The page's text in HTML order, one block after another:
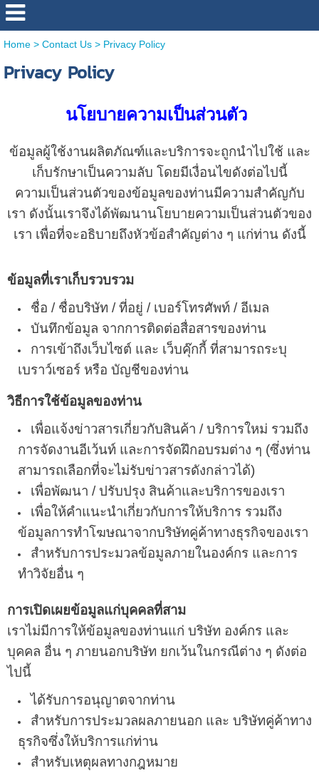
Home> Contact Us> Privacy Policy
Privacy Policy
นโยบายความเป็นส่วนตัว
ข้อมูลผู้ใช้งานผลิตภัณฑ์และบริการจะถูกนำไปใช้ และ
เก็บรักษาเป็นความลับ โดยมีเงื่อนไขดังต่อไปนี้
ความเป็นส่วนตัวของข้อมูลของท่านมีความสำคัญกับ
เรา ดังนั้นเราจึงได้พัฒนานโยบายความเป็นส่วนตัวของ
เรา เพื่อที่จะอธิบายถึงหัวข้อสำคัญต่าง ๆ แก่ท่าน ดังนี้
ข้อมูลที่เราเก็บรวบรวม
ชื่อ / ชื่อบริษัท / ที่อยู่ / เบอร์โทรศัพท์ / อีเมล
บันทึกข้อมูล จากการติดต่อสื่อสารของท่าน
การเข้าถึงเว็บไซต์ และ เว็บคุ๊กกี้ ที่สามารถระบุ
เบราว์เซอร์ หรือ บัญชีของท่าน
วิธีการใช้ข้อมูลของท่าน
เพื่อแจ้งข่าวสารเกี่ยวกับสินค้า / บริการใหม่ รวมถึง
การจัดงานอีเว้นท์ และการจัดฝึกอบรมต่าง ๆ (ซึ่งท่าน
สามารถเลือกที่จะไม่รับข่าวสารดังกล่าวได้)
เพื่อพัฒนา / ปรับปรุง สินค้าและบริการของเรา
เพื่อให้คำแนะนำเกี่ยวกับการให้บริการ รวมถึง
ข้อมูลการทำโฆษณาจากบริษัทคู่ค้าทางธุรกิจของเรา
สำหรับการประมวลข้อมูลภายในองค์กร และการ
ทำวิจัยอื่น ๆ
การเปิดเผยข้อมูลแก่บุคคลที่สาม
เราไม่มีการให้ข้อมูลของท่านแก่ บริษัท องค์กร และ
บุคคล อื่น ๆ ภายนอกบริษัท ยกเว้นในกรณีต่าง ๆ ดังต่อ
ไปนี้
ได้รับการอนุญาตจากท่าน
สำหรับการประมวลผลภายนอก และ บริษัทคู่ค้าทาง
ธุรกิจซึ่งให้บริการแก่ท่าน
สำหรับเหตุผลทางกฎหมาย